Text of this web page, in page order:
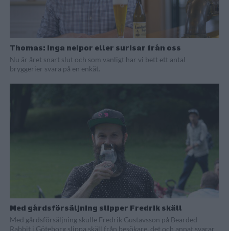
Thomas: Inga neipor eller surisar från oss
Nu är året snart slut och som vanligt har vi bett ett antal
bryggerier svara på en enkät.
Med gårdsförsäljning slipper Fredrik skäll
Med gårdsförsäljning skulle Fredrik Gustavsson på Bearded
Rabbit i Göteborg slippa skäll från besökare, det och annat svarar